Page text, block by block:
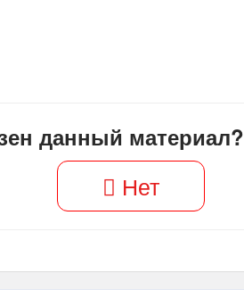
данный материал?
Нет